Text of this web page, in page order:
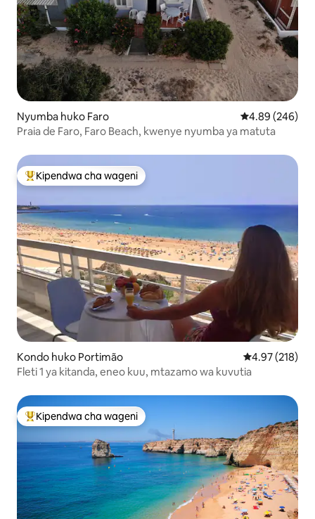
Nyumba huko Faro Ukadiriaji wa
4.89 (246)
Praia de Faro, Faro Beach, kwenye nyumba ya matuta
Kipendwa maarufu cha wageni
Kipendwa cha wageni
Kondo huko Portimão Ukadiriaji wa
4.97 (218)
Fleti 1 ya kitanda, eneo kuu, mtazamo wa kuvutia
Kipendwa maarufu cha wageni
Kipendwa cha wageni